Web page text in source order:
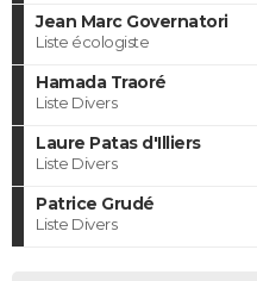
Jean Marc Governatori
Liste écologiste
Hamada Traoré
Liste Divers
Laure Patas d'Illiers
Liste Divers
Patrice Grudé
Liste Divers